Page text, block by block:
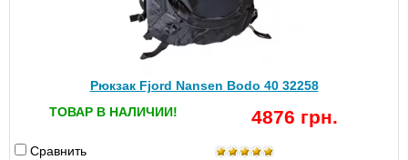
Рюкзак Fjord Nansen Bodo 40 32258
ТОВАР В НАЛИЧИИ!
4876 грн.
Сравнить